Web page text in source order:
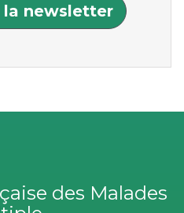
la newsletter
des Malades